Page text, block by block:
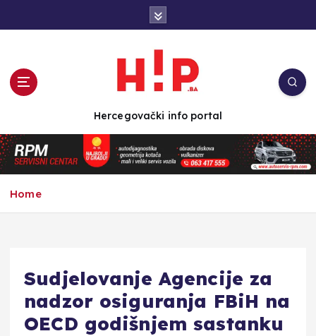
n
t
e
Hercegovački info portal
Home
Sudjelovanje Agencije za
nadzor osiguranja FBiH na
OECD godišnjem sastanku